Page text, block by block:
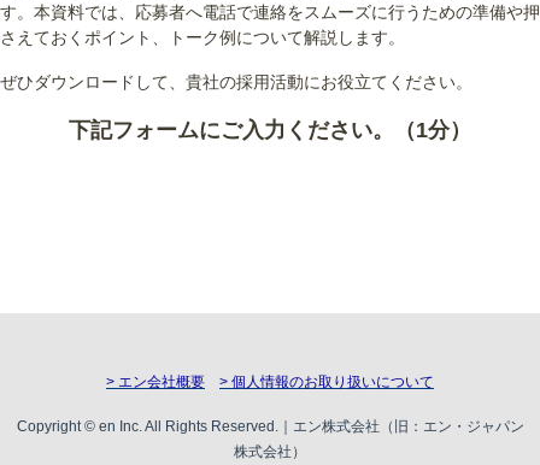
す。本資料では、応募者へ電話で連絡をスムーズに行うための準備や押
さえておくポイント、トーク例について解説します。
ぜひダウンロードして、貴社の採用活動にお役立てください。
下記フォームにご入力ください。（1分）
> エン会社概要 > 個人情報のお取り扱いについて
Copyright © en Inc. All Rights Reserved.｜エン株式会社（旧：エン・ジャパン
株式会社）